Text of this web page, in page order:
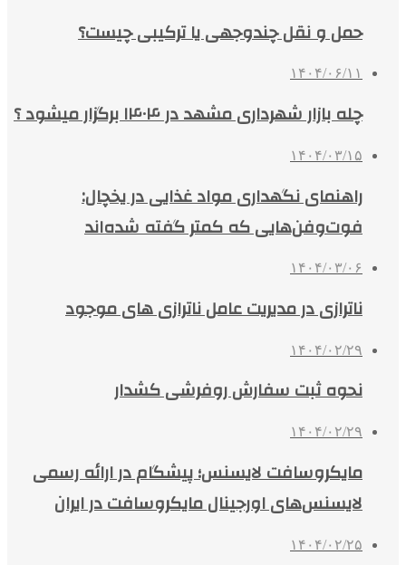
حمل و نقل چندوجهی یا ترکیبی چیست؟
۱۴۰۴/۰۶/۱۱
چله بازار شهرداری مشهد در ۱۴۰۴ برگزار میشود ؟
۱۴۰۴/۰۳/۱۵
راهنمای نگهداری مواد غذایی در یخچال:
فوت‌وفن‌هایی که کمتر گفته شده‌اند
۱۴۰۴/۰۳/۰۶
ناترازی در مدیریت عامل ناترازی های موجود
۱۴۰۴/۰۲/۲۹
نحوه ثبت سفارش روفرشی کشدار
۱۴۰۴/۰۲/۲۹
مایکروسافت لایسنس؛ پیشگام در ارائه رسمی
لایسنس‌های اورجینال مایکروسافت در ایران
۱۴۰۴/۰۲/۲۵